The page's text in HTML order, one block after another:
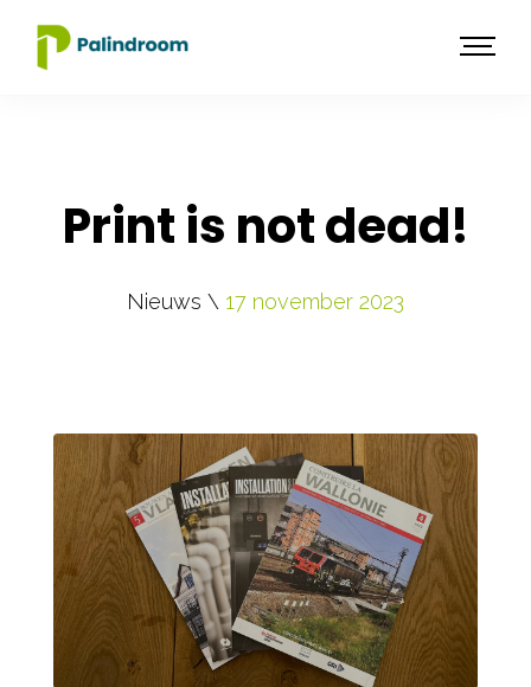
Print is not dead!
Nieuws \ 17 november 2023